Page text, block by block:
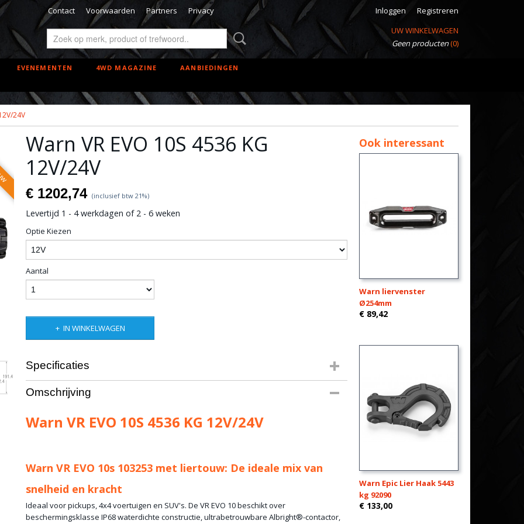
Contact Voorwaarden Partners Privacy Inloggen
Registreren
UW WINKELWAGEN
Geen producten(0)
EVENEMENTEN 4WD MAGAZINE AANBIEDINGEN
24V
Warn VR EVO 10S 4536 KG
12V/24V
€ 1202,74 (inclusief btw 21%)
Levertijd 1 - 4 werkdagen of 2 - 6 weken
Optie Kiezen
Aantal
IN WINKELWAGEN
Specificaties
Productcode
Productcode leverancier
Omschrijving
Warn VR EVO 10S 4536 KG 12V/24V
Warn VR EVO 10s 103253 met liertouw: De ideale mix van
snelheid en kracht
Ideaal voor pickups, 4x4 voertuigen en SUV's. De VR EVO 10 beschikt over
beschermingsklasse IP68 waterdichte constructie, ultrabetrouwbare Albright®-contactor,
Ook interessant
Warn liervenster
Ø254mm
€ 89,42
Warn Epic Lier Haak 5443
kg 92090
€ 133,00